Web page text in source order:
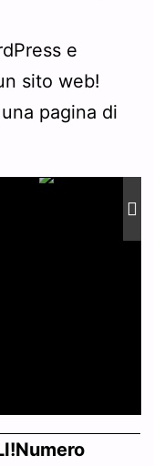
e
sito web!
pagina di
Numero